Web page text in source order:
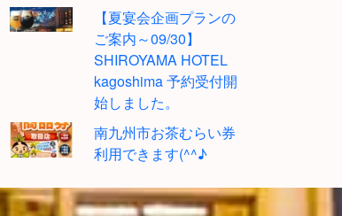
【夏宴会企画プランの
ご案内～09/30】
SHIROYAMA HOTEL
kagoshima 予約受付開
始しました。
南九州市お茶むらい券
利用できます(^^♪